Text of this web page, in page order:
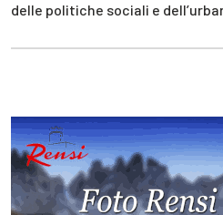
delle politiche sociali e